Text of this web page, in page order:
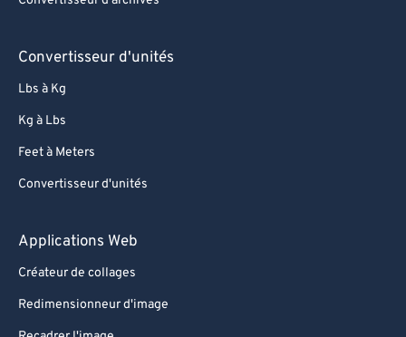
Convertisseur d'unités
Lbs à Kg
Kg à Lbs
Feet à Meters
Convertisseur d'unités
Applications Web
Créateur de collages
Redimensionneur d'image